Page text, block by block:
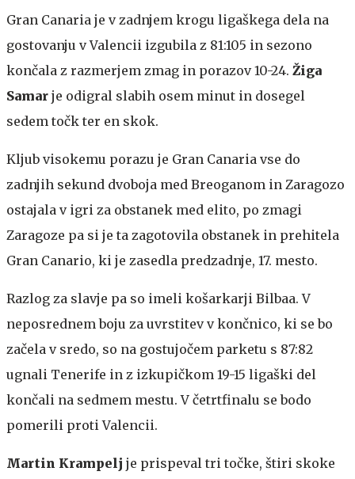
Gran Canaria je v zadnjem krogu ligaškega dela na
gostovanju v Valencii izgubila z 81:105 in sezono
končala z razmerjem zmag in porazov 10-24. Žiga
Samar je odigral slabih osem minut in dosegel
sedem točk ter en skok.
Kljub visokemu porazu je Gran Canaria vse do
zadnjih sekund dvoboja med Breoganom in Zaragozo
ostajala v igri za obstanek med elito, po zmagi
Zaragoze pa si je ta zagotovila obstanek in prehitela
Gran Canario, ki je zasedla predzadnje, 17. mesto.
Razlog za slavje pa so imeli košarkarji Bilbaa. V
neposrednem boju za uvrstitev v končnico, ki se bo
začela v sredo, so na gostujočem parketu s 87:82
ugnali Tenerife in z izkupičkom 19-15 ligaški del
končali na sedmem mestu. V četrtfinalu se bodo
pomerili proti Valencii.
Martin Krampelj je prispeval tri točke, štiri skoke